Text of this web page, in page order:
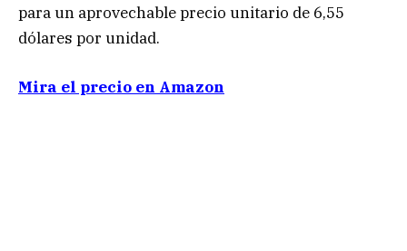
para un aprovechable precio unitario de 6,55
dólares por unidad.
Mira el precio en Amazon